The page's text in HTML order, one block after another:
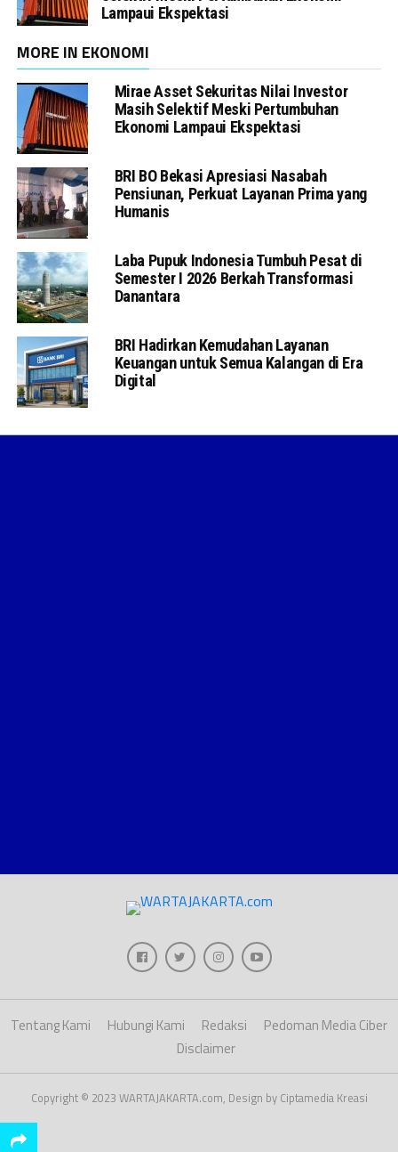
Lampaui Ekspektasi
MORE IN EKONOMI
Mirae Asset Sekuritas Nilai Investor
Masih Selektif Meski Pertumbuhan
Ekonomi Lampaui Ekspektasi
BRI BO Bekasi Apresiasi Nasabah
Pensiunan, Perkuat Layanan Prima yang
Humanis
Laba Pupuk Indonesia Tumbuh Pesat di
Semester I 2026 Berkah Transformasi
Danantara
BRI Hadirkan Kemudahan Layanan
Keuangan untuk Semua Kalangan di Era
Digital
Tentang Kami Hubungi Kami Redaksi
Pedoman Media Ciber
Disclaimer
Copyright © 2023 WARTAJAKARTA.com, Design by Ciptamedia Kreasi